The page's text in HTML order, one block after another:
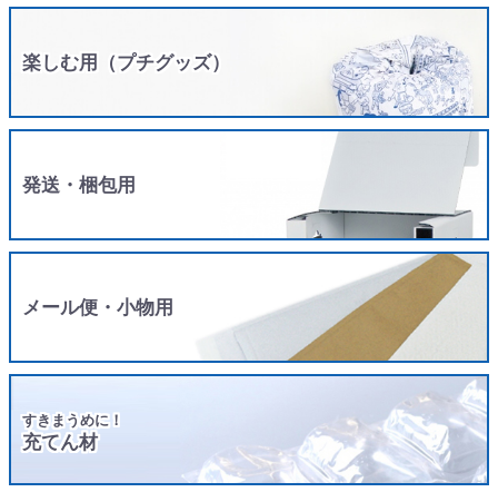
楽しむ用（プチグッズ）
発送・梱包用
メール便・小物用
すきまうめに！
充てん材